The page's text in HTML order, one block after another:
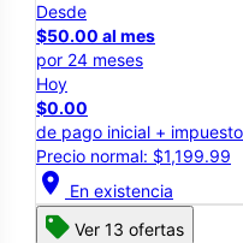
Desde
$50.00 al mes
por 24 meses
Hoy
$0.00
de pago inicial +
Precio normal: $1,199.99
location_on En existencia
Ver 13 ofertas